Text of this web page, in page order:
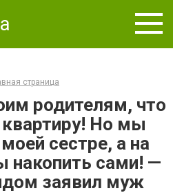
страница
родителям, что
квартиру! Но мы
сестре, а на
сами! —
заявил муж